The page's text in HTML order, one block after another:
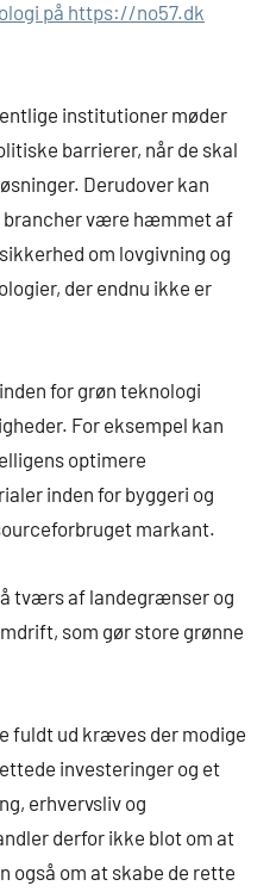
på https://no57.dk
institutioner møder
barrierer, når de skal
Derudover kan
brancher være hæmmet af
om lovgivning og
der endnu ikke er
for grøn teknologi
For eksempel kan
optimere
inden for byggeri og
markant.
tværs af landegrænser og
som gør store grønne
fuldt ud kræves der modige
investeringer og et
erhvervsliv og
derfor ikke blot om at
også om at skabe de rette